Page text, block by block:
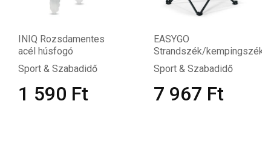
INIQ Rozsdamentes
acél húsfogó
Sport & Szabadidő
1 590 Ft
EASYGO
Strandszék/kempingszék
Sport & Szabadidő
7 967 Ft